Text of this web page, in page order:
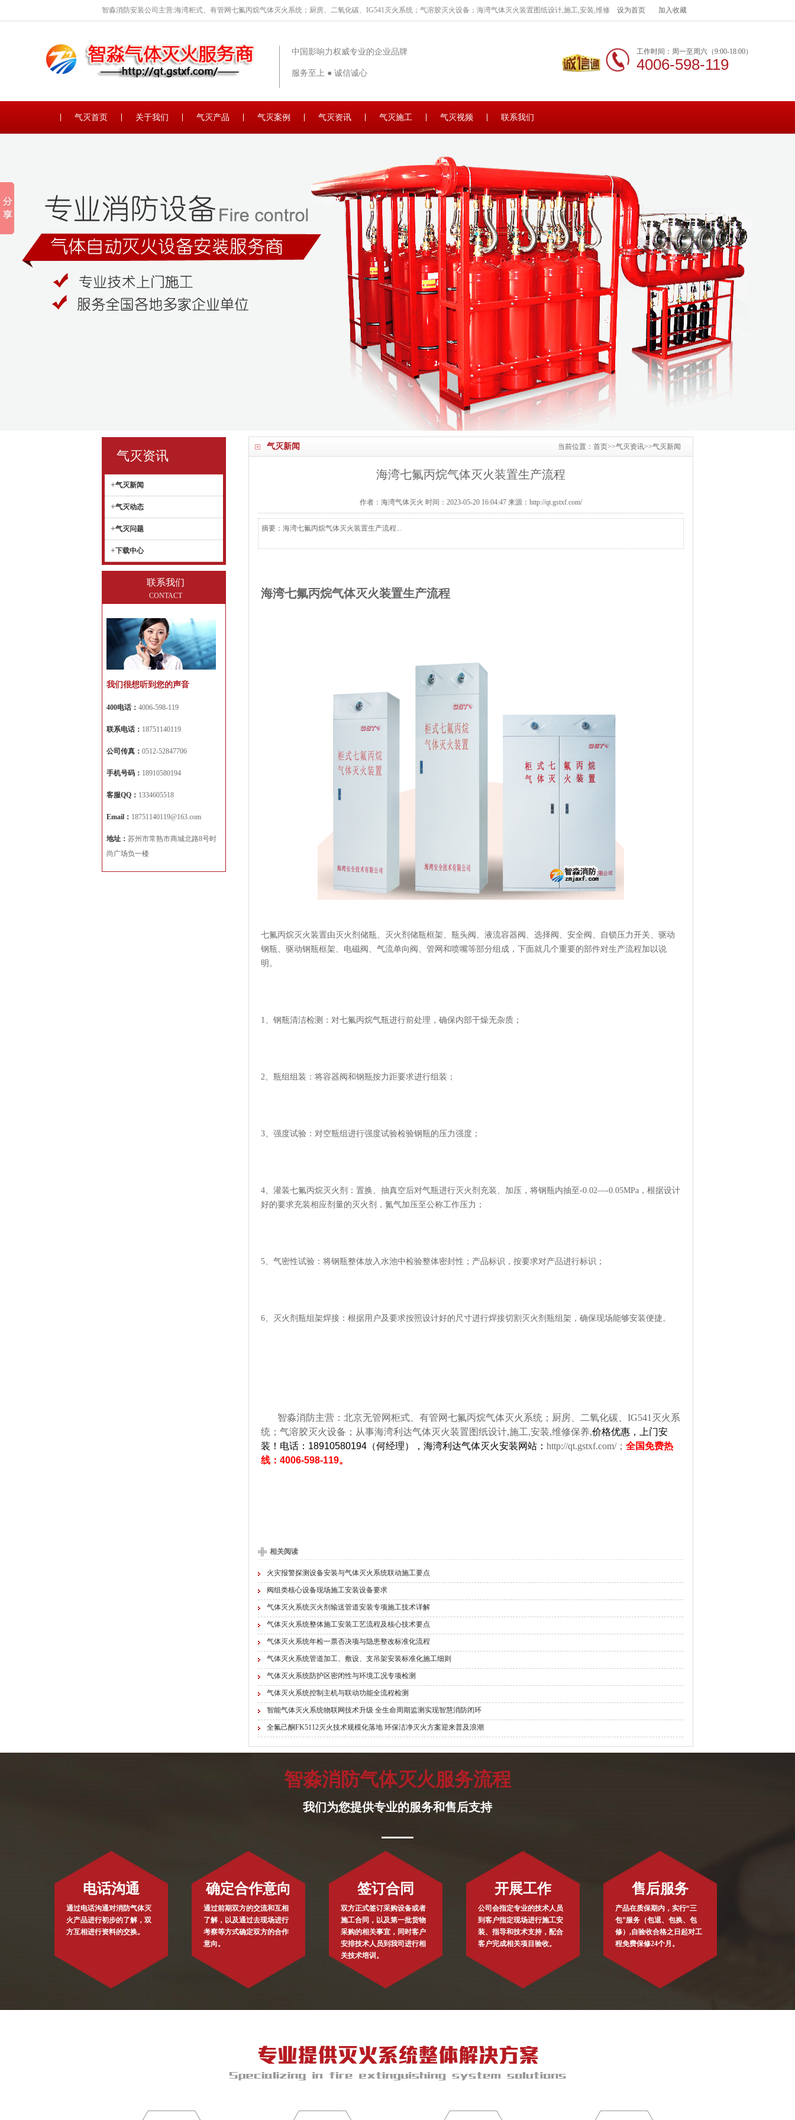
智淼消防安装公司主营:海湾柜式、有管网七氟丙烷气体灭火系统；厨房、二氧化碳、IG541灭火系统；气溶胶灭火设备；海湾气体灭火装置图纸设计,施工,安装,维修 设为首页 加入收藏
中国影响力权威专业的企业品牌
服务至上 ● 诚信诚心
工作时间：周一至周六（9:00-18:00）
4006-598-119
气灭首页 关于我们 气灭产品 气灭案例 气灭资讯 气灭施工 气灭视频 联系我们
气灭新闻 当前位置： 首页>>气灭资讯>>气灭新闻
海湾七氟丙烷气体灭火装置生产流程
作者：海湾气体灭火 时间：2023-05-20 16:04:47 来源：http://qt.gstxf.com/
摘要：海湾七氟丙烷气体灭火装置生产流程...
海湾七氟丙烷气体灭火装置生产流程
七氟丙烷灭火装置由灭火剂储瓶、灭火剂储瓶框架、瓶头阀、液流容器阀、选择阀、安全阀、自锁压力开关、驱动
钢瓶、驱动钢瓶框架、电磁阀、气流单向阀、管网和喷嘴等部分组成，下面就几个重要的部件对生产流程加以说
明。
1、钢瓶清洁检测：对七氟丙烷气瓶进行前处理，确保内部干燥无杂质；
2、瓶组组装：将容器阀和钢瓶按力距要求进行组装；
3、强度试验：对空瓶组进行强度试验检验钢瓶的压力强度；
4、灌装七氟丙烷灭火剂：置换、抽真空后对气瓶进行灭火剂充装、加压，将钢瓶内抽至-0.02—-0.05MPa，根据设计
好的要求充装相应剂量的灭火剂，氮气加压至公称工作压力；
5、气密性试验：将钢瓶整体放入水池中检验整体密封性；产品标识，按要求对产品进行标识；
6、灭火剂瓶组架焊接：根据用户及要求按照设计好的尺寸进行焊接切割灭火剂瓶组架，确保现场能够安装便捷。
智淼消防主营：北京无管网柜式、有管网七氟丙烷气体灭火系统；厨房、二氧化碳、IG541灭火系
统；气溶胶灭火设备；从事海湾利达气体灭火装置图纸设计,施工,安装,维修保养,价格优惠，上门安
装！电话：18910580194（何经理），海湾利达气体灭火安装网站： http://qt.gstxf.com/； 全国免费热
线：4006-598-119。
相关阅读
火灾报警探测设备安装与气体灭火系统联动施工要点
阀组类核心设备现场施工安装设备要求
气体灭火系统灭火剂输送管道安装专项施工技术详解
气体灭火系统整体施工安装工艺流程及核心技术要点
气体灭火系统年检一票否决项与隐患整改标准化流程
气体灭火系统管道加工、敷设、支吊架安装标准化施工细则
气体灭火系统防护区密闭性与环境工况专项检测
气体灭火系统控制主机与联动功能全流程检测
智能气体灭火系统物联网技术升级 全生命周期监测实现智慧消防闭环
全氟己酮FK5112灭火技术规模化落地 环保洁净灭火方案迎来普及浪潮
气灭资讯
+气灭新闻
+气灭动态
+气灭问题
+下载中心
联系我们
CONTACT
我们很想听到您的声音
400电话： 4006-598-119
联系电话： 18751140119
公司传真： 0512-52847706
手机号码： 18910580194
客服QQ： 1334605518
Email： 18751140119@163.com
地址： 苏州市常熟市商城北路8号时
尚广场负一楼
智淼消防气体灭火服务流程
我们为您提供专业的服务和售后支持
电话沟通
通过电话沟通对消防气体灭
火产品进行初步的了解，双
方互相进行资料的交换。
确定合作意向
通过前期双方的交流和互相
了解，以及通过去现场进行
考察等方式确定双方的合作
意向。
签订合同
双方正式签订采购设备或者
施工合同，以及第一批货物
采购的相关事宜，同时客户
安排技术人员到我司进行相
关技术培训。
开展工作
公司会指定专业的技术人员
到客户指定现场进行施工安
装、指导和技术支持，配合
客户完成相关项目验收。
售后服务
产品在质保期内，实行“三
包”服务（包退、包换、包
修）,自验收合格之日起对工
程免费保修24个月。